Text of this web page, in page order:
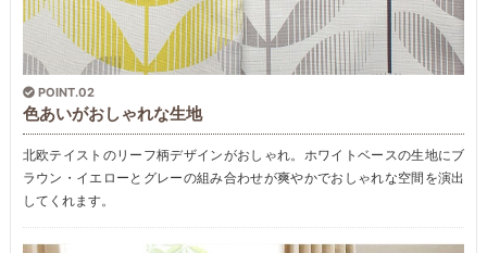
POINT.02
色あいがおしゃれな生地
北欧テイストのリーフ柄デザインがおしゃれ。ホワイトベースの生地にブ
ラウン・イエローとグレーの組み合わせが爽やかでおしゃれな空間を演出
してくれます。